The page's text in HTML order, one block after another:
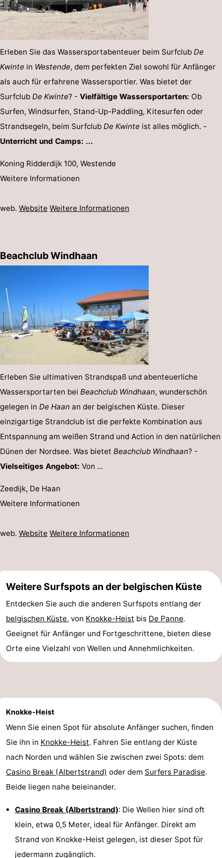
Erleben Sie das Wassersportabenteuer beim Surfclub De
Kwinte in Westende, dem perfekten Ziel sowohl für Anfänger
als auch für erfahrene Wassersportler. Was bietet der
Surfclub De Kwinte? - Vielfältige Wassersportarten: Ob
Surfen, Windsurfen, Stand-Up-Paddling, Kitesurfen oder
Strandsegeln, beim Surfclub De Kwinte ist alles möglich. -
Unterricht und Camps: ...
Koning Ridderdijk 100, Westende
Weitere Informationen
web. Website Weitere Informationen
Beachclub Windhaan
Erleben Sie ultimativen Strandspaß und abenteuerliche
Wassersportarten bei Beachclub Windhaan, wunderschön
gelegen in De Haan an der belgischen Küste. Dieser
einzigartige Strandclub ist die perfekte Kombination aus
Entspannung am weißen Strand und Action in den natürlichen
Dünen der Nordsee. Was bietet Beachclub Windhaan? -
Vielseitiges Angebot: Von ...
Zeedijk, De Haan
Weitere Informationen
web. Website Weitere Informationen
Weitere Surfspots an der belgischen Küste
Entdecken Sie auch die anderen Surfspots entlang der
belgischen Küste, von Knokke-Heist bis De Panne.
Geeignet für Anfänger und Fortgeschrittene, bieten diese
Orte eine Vielzahl von Wellen und Annehmlichkeiten.
Knokke-Heist
Wenn Sie einen Spot für absolute Anfänger suchen, finden
Sie ihn in Knokke-Heist. Fahren Sie entlang der Küste
nach Norden und wählen Sie zwischen zwei Spots: dem
Casino Break (Albertstrand) oder dem Surfers Paradise.
Beide liegen nahe beieinander.
Casino Break (Albertstrand): Die Wellen hier sind oft
klein, etwa 0,5 Meter, ideal für Anfänger. Direkt am
Strand von Knokke-Heist gelegen, ist dieser Spot für
jedermann zugänglich.